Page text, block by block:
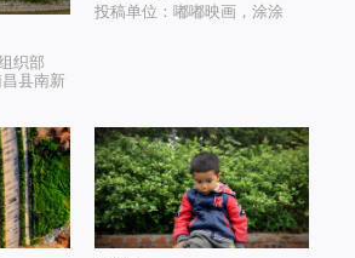
织部
县南新
投稿单位：嘟嘟映画，涂涂